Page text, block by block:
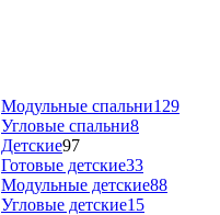
Модульные спальни129
Угловые спальни8
Детские97
Готовые детские33
Модульные детские88
Угловые детские15